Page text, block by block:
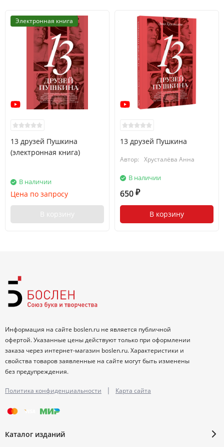
Электронная книга
13 друзей Пушкина
(электронная книга)
В наличии
Цена по запросу
В корзину
13 друзей Пушкина
Автор: Хрусталёва Анна
В наличии
650 ₽
В корзину
Информация на сайте boslen.ru не является публичной
офертой. Указанные цены действуют только при оформлении
заказа через интернет-магазин boslen.ru. Характеристики и
свойства товаров заявленные на сайте могут быть изменены
без предупреждения.
Политика конфиденциальности | Карта сайта
Каталог изданий